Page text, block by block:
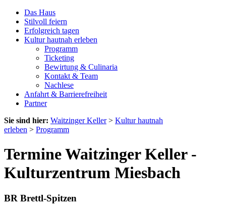
Das Haus
Stilvoll feiern
Erfolgreich tagen
Kultur hautnah erleben
Programm
Ticketing
Bewirtung & Culinaria
Kontakt & Team
Nachlese
Anfahrt & Barrierefreiheit
Partner
Sie sind hier: Waitzinger Keller> Kultur hautnah
erleben > Programm
Termine Waitzinger Keller -
Kulturzentrum Miesbach
BR Brettl-Spitzen